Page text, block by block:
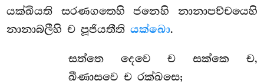
යක්ඛියති සරණගතෙහි ජනෙහි නානාපච්චයෙහි
නානාබලීහි ච පූජියතීතියක්ඛො.
සත්තෙ දෙවෙ ච සක්කෙ ච,
ඛීණාසවෙ ච රක්ඛසෙ;